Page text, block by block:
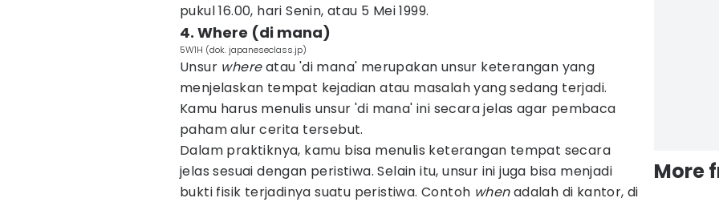
pukul 16.00, hari Senin, atau 5 Mei 1999.
4. Where (di mana)
5W1H (dok. japaneseclass.jp)
Unsur whereatau 'di mana' merupakan unsur keterangan yang
menjelaskan tempat kejadian atau masalah yang sedang terjadi.
Kamu harus menulis unsur 'di mana' ini secara jelas agar pembaca
paham alur cerita tersebut.
Dalam praktiknya, kamu bisa menulis keterangan tempat secara
jelas sesuai dengan peristiwa. Selain itu, unsur ini juga bisa menjadi
bukti fisik terjadinya suatu peristiwa. Contoh whenadalah di kantor, di
More